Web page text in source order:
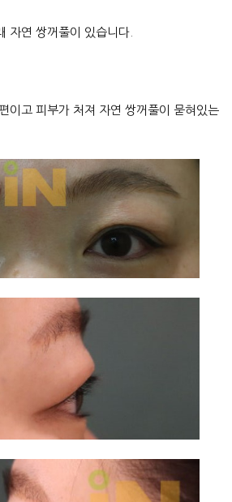
자연 쌍꺼풀이 있습니다.
이고 피부가 처져 자연 쌍꺼풀이 묻혀있는